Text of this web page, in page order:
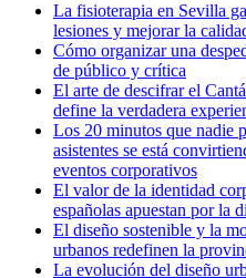
La fisioterapia en Sevilla
lesiones y mejorar la
Cómo organizar una
de público y crítica
El arte de descifrar el
define la verdadera
Los 20 minutos que nadie
asistentes se está
eventos corporativos
El valor de la identidad
españolas apuestan por la
El diseño sostenible y la
urbanos redefinen la
La evolución del diseño